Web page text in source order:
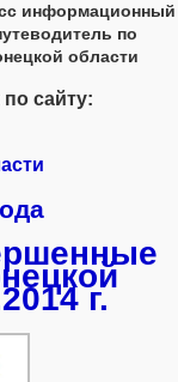
информационный
по
области
по сайту:
г.